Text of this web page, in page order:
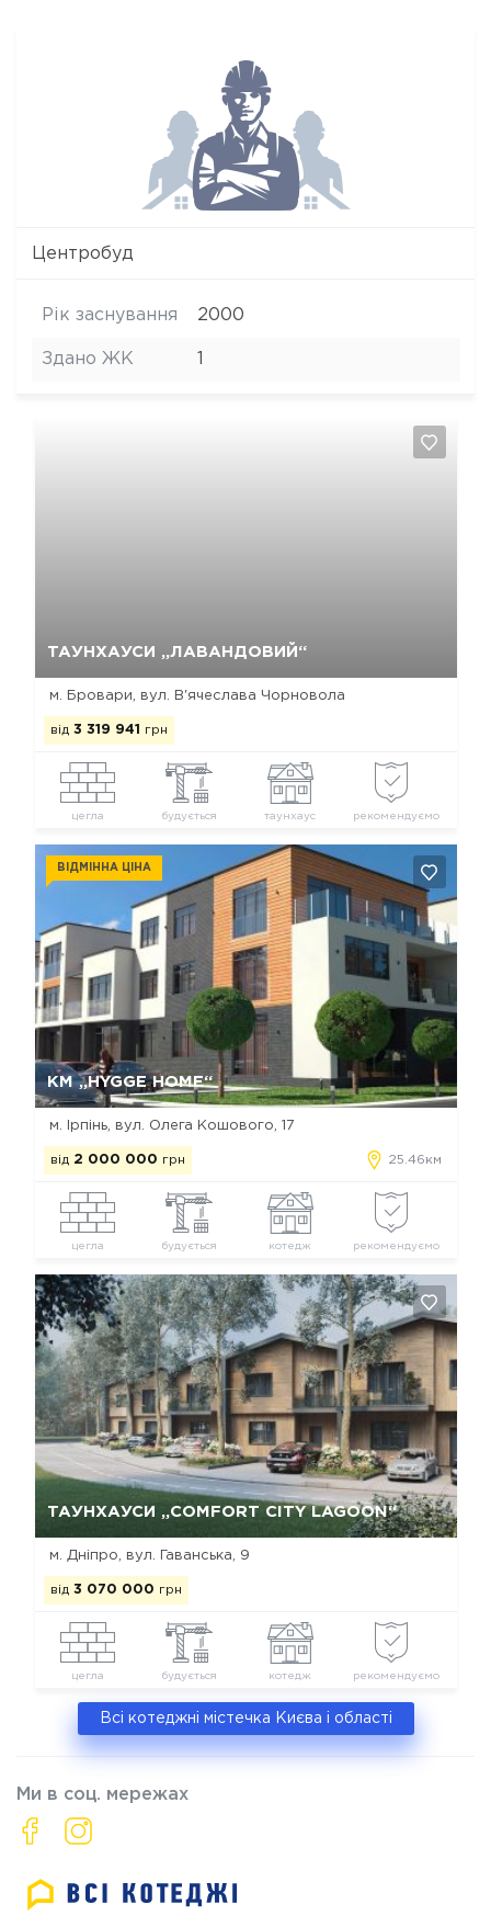
Центробуд
Рік заснування 2000
Здано ЖК
ТАУНХАУСИ „ЛАВАНДОВИЙ“
м. Бровари, вул. В'ячеслава Чорновола
від 3 319 941 грн
цегла будується таунхаус рекомендуємо
КМ „HYGGE HOME“
ВІДМІННА ЦІНА
м. Ірпінь, вул. Олега Кошового, 17
від 2 000 000 грн 25.46км
цегла будується котедж рекомендуємо
Так, видалити Відміна
ТАУНХАУСИ „COMFORT CITY LAGOON“
м. Дніпро, вул. Гаванська, 9
від 3 070 000 грн
цегла будується котедж рекомендуємо
Так, видалити
Всі котеджні містечка Києва і області
Ми в соц. мережах